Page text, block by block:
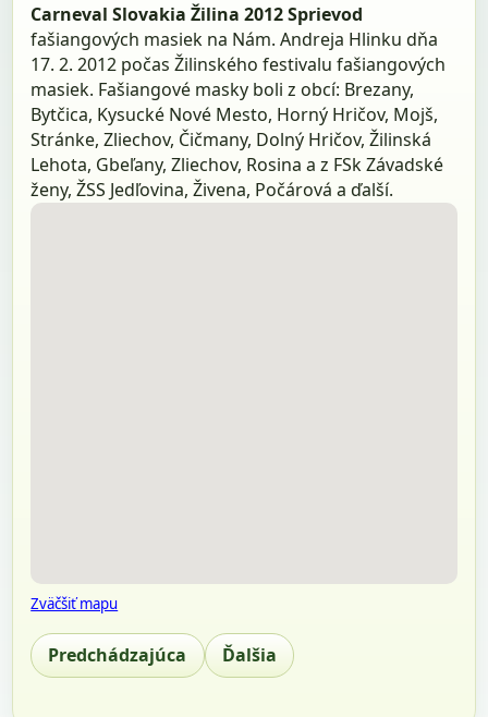
Carneval Slovakia Žilina 2012Sprievod
fašiangových masiek na Nám. Andreja Hlinku dňa
17. 2. 2012 počas Žilinského festivalu fašiangových
masiek. Fašiangové masky boli z obcí: Brezany,
Bytčica, Kysucké Nové Mesto, Horný Hričov, Mojš,
Stránke, Zliechov, Čičmany, Dolný Hričov, Žilinská
Lehota, Gbeľany, Zliechov, Rosina a z FSk Závadské
ženy, ŽSS Jedľovina, Živena, Počárová a ďalší.
Zväčšiť mapu
Predchádzajúca Ďalšia